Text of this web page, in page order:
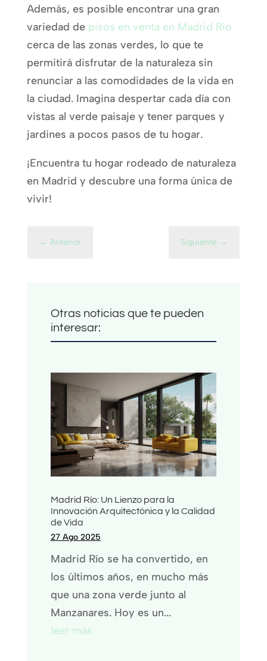
Además, es posible encontrar una gran
variedad depisos en venta en Madrid Rio
cerca de las zonas verdes, lo que te
permitirá disfrutar de la naturaleza sin
renunciar a las comodidades de la vida en
la ciudad. Imagina despertar cada día con
vistas al verde paisaje y tener parques y
jardines a pocos pasos de tu hogar.
¡Encuentra tu hogar rodeado de naturaleza
en Madrid y descubre una forma única de
vivir!
← Anterior Siguiente →
Otras noticias que te pueden
interesar:
Madrid Río: Un Lienzo para la
Innovación Arquitectónica y la Calidad
de Vida
27 Ago 2025
Madrid Río se ha convertido, en
los últimos años, en mucho más
que una zona verde junto al
Manzanares. Hoy es un...
leer más